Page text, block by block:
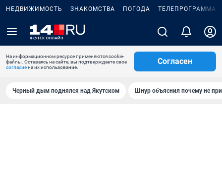
НЕДВИЖИМОСТЬ ЗНАКОМСТВА ПОГОДА ТЕЛЕПРОГРАММА
На информационном ресурсе применяются cookie-
файлы. Оставаясь на сайте, вы подтверждаете свое
согласиена их использование.
Согласен
Черный дым поднялся над Якутском Шнур объяснил почему не